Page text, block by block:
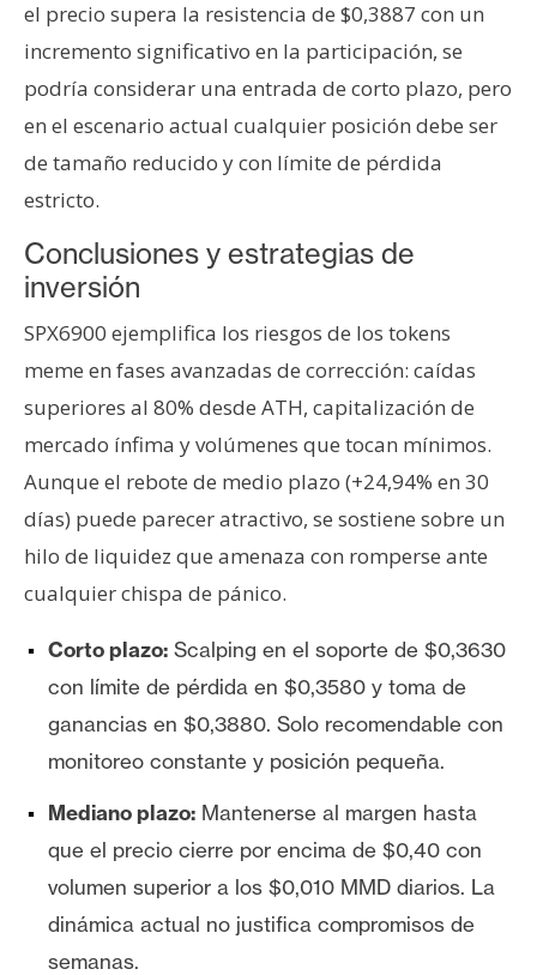
el precio supera la resistencia de $0,3887 con un
incremento significativo en la participación, se
podría considerar una entrada de corto plazo, pero
en el escenario actual cualquier posición debe ser
de tamaño reducido y con límite de pérdida
estricto.
Conclusiones y estrategias de
inversión
SPX6900 ejemplifica los riesgos de los tokens
meme en fases avanzadas de corrección: caídas
superiores al 80% desde ATH, capitalización de
mercado ínfima y volúmenes que tocan mínimos.
Aunque el rebote de medio plazo (+24,94% en 30
días) puede parecer atractivo, se sostiene sobre un
hilo de liquidez que amenaza con romperse ante
cualquier chispa de pánico.
Corto plazo: Scalping en el soporte de $0,3630
con límite de pérdida en $0,3580 y toma de
ganancias en $0,3880. Solo recomendable con
monitoreo constante y posición pequeña.
Mediano plazo: Mantenerse al margen hasta
que el precio cierre por encima de $0,40 con
volumen superior a los $0,010 MMD diarios. La
dinámica actual no justifica compromisos de
semanas.